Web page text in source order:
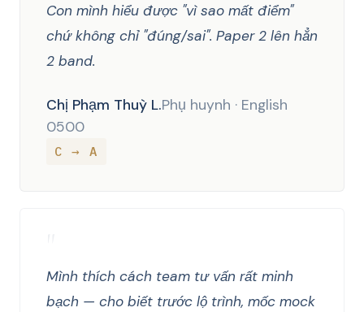
Con mình hiểu được "vì sao mất điểm"
chứ không chỉ "đúng/sai". Paper 2 lên hẳn
2 band.
Chị Phạm Thuỳ L.Phụ huynh · English
0500
C → A
Mình thích cách team tư vấn rất minh
bạch — cho biết trước lộ trình, mốc mock